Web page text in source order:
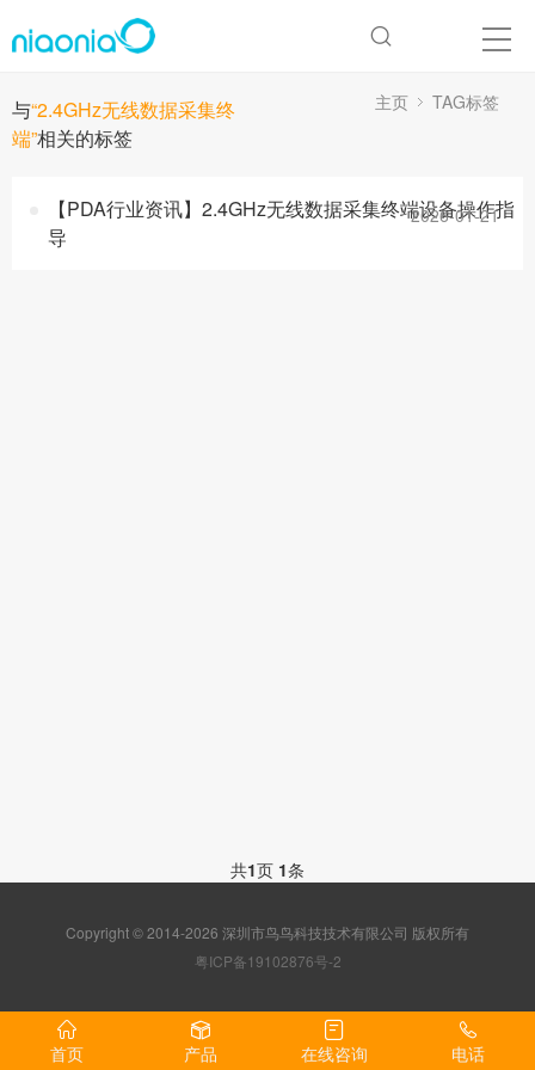
与“2.4GHz无线数据采集终
端”相关的标签
主页 TAG标签
【PDA行业资讯】2.4GHz无线数据采集终端设备操作指
导
2026-01-21
共1页 1条
Copyright © 2014-2026 深圳市鸟鸟科技技术有限公司 版权所有
粤ICP备19102876号-2
首页 产品 在线咨询 电话